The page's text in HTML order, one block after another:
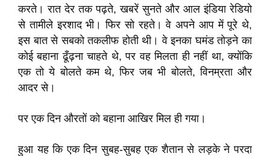
करते। रात देर तक पढ़ते, खबरें सुनते और आल इंडिया रेडियो
से तामीले इरशाद भी। फिर सो रहते। वे अपने आप में पूरे थे,
इस बात से सबको तकलीफ होती थी। वे इनका घमंड तोड़ने का
कोई बहाना ढूँढ़ना चाहते थे, पर वह मिलता ही नहीं था, क्योंकि
एक तो ये बोलते कम थे, फिर जब भी बोलते, विनम्रता और
आदर से।
पर एक दिन औरतों को बहाना आखिर मिल ही गया।
हुआ यह कि एक दिन सुबह-सुबह एक शैतान से लड़के ने परदा